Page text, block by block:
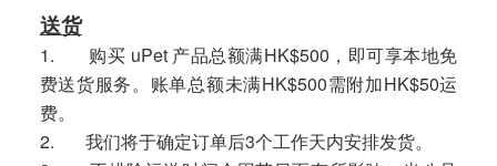
送货
1. 购买 uPet 产品总额满HK$500，即可享本地免
费送货服务。账单总额未满HK$500需附加HK$50运
费。
2. 我们将于确定订单后3个工作天内安排发货。